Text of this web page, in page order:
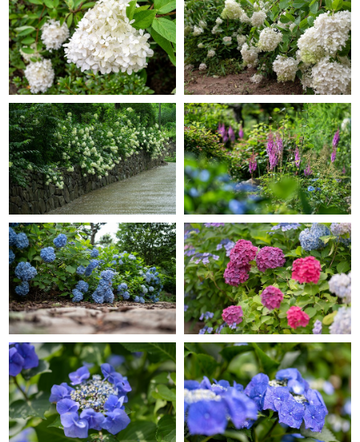
GRACE GARDEN GRACE GARDEN
GRACE GARDEN GRACE GARDEN
GRACE GARDEN GRACE GARDEN
GRACE GARDEN GRACE GARDEN